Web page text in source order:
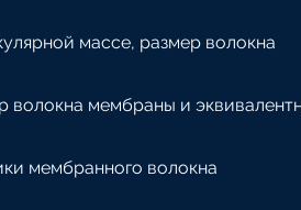
массе, размер волокна
волокна мембраны и
мембранного волокна